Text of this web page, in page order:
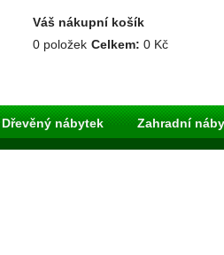
Váš nákupní košík
0položek Celkem: 0 Kč
Dřevěný nábytek Zahradní